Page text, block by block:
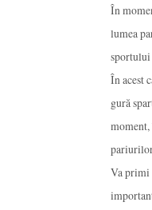
În
lumea
sportului
În acest
gură
Va primi